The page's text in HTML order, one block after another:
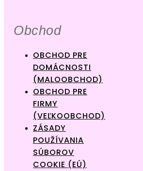
Obchod
OBCHOD PRE
DOMÁCNOSTI
(MALOOBCHOD)
OBCHOD PRE
FIRMY
(VEĽKOOBCHOD)
ZÁSADY
POUŽÍVANIA
SÚBOROV
COOKIE (EÚ)